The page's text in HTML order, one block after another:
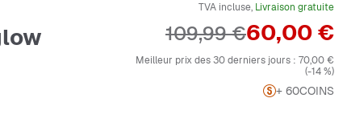
TVA incluse, Livraison gratuite
Prix
60,00 €
Prix original
109,99 €
Meilleur prix des 30 derniers jours : 70,00 €
(-14 %)
+ 60COINS